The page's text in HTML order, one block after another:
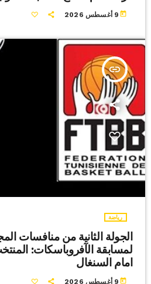
today 9 أغسطس 2026
insert_link
رياضة
الجولة الثانية من منافسات
لمسابقة الآفروباسكات:
امام السنغال
today 9 أغسطس 2026